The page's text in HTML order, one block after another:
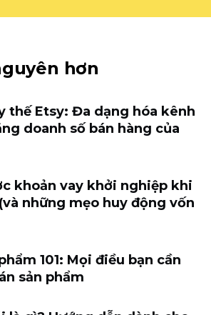
hơn
thế Etsy: Đa dạng hóa kênh
doanh số bán hàng của
khoản vay khởi nghiệp khi
những mẹo huy động vốn
101: Mọi điều bạn cần
sản phẩm